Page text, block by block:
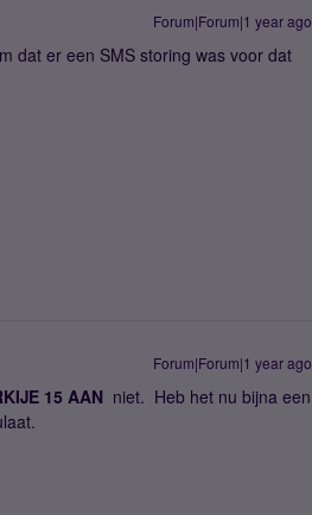
Forum|Forum|1 year ago
dat er een SMS storing was voor dat
Forum|Forum|1 year ago
15 AAN niet. Heb het nu bijna een